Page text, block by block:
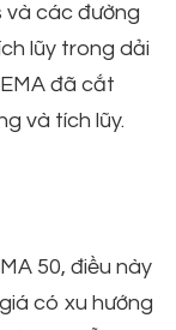
và các đường
lũy trong dải
đã cắt
và tích lũy.
50, điều này
có xu hướng